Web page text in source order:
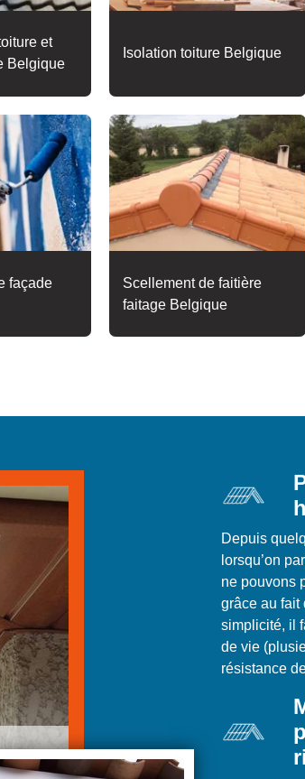
et
Belgique
Isolation toiture Belgique
façade
Scellement de faitière
faitage Belgique
Depuis
lorsqu’on
ne pouvons
grâce au fait
simplicité, il
de vie
résistance